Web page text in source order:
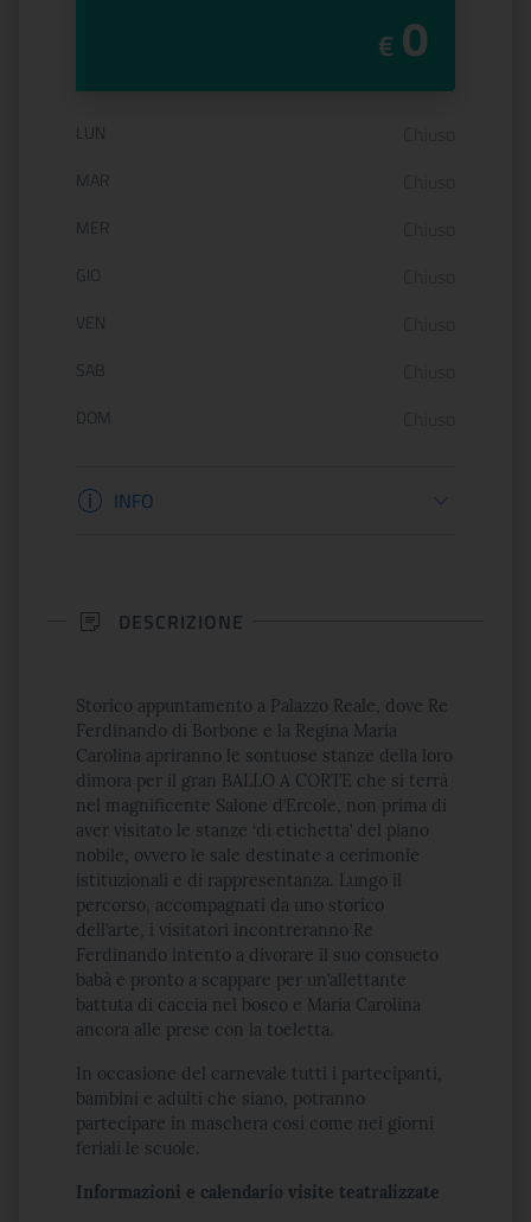
€ 0
Orario di apertura:
LUN
MAR
MER
GIO
VEN
SAB
DOM
Informazioni biglietteria
INFO
DESCRIZIONE
Storico appuntamento a Palazzo Reale, dove Re
Ferdinando di Borbone e la Regina Maria
Carolina apriranno le sontuose stanze della loro
dimora per il gran BALLO A CORTE che si terrà
nel magnificente Salone d’Ercole, non prima di
aver visitato le stanze ‘di etichetta’ del piano
nobile, ovvero le sale destinate a cerimonie
istituzionali e di rappresentanza. Lungo il
percorso, accompagnati da uno storico
dell’arte, i visitatori incontreranno Re
Ferdinando intento a divorare il suo consueto
babà e pronto a scappare per un’allettante
battuta di caccia nel bosco e Maria Carolina
ancora alle prese con la toeletta.
In occasione del carnevale tutti i partecipanti,
bambini e adulti che siano, potranno
partecipare in maschera così come nei giorni
feriali le scuole.
Informazioni e calendario visite teatralizzate